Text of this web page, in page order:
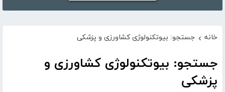
خانه › جستجو: بیوتکنولوژی کشاورزی و پزشکی
جستجو: بیوتکنولوژی کشاورزی و
پزشکی